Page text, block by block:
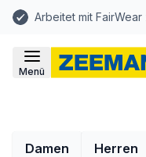
Arbeitet mit FairWear
Menü
Damen Herren